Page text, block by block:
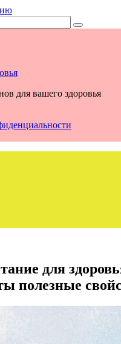
для вашего здоровья
для
полезные